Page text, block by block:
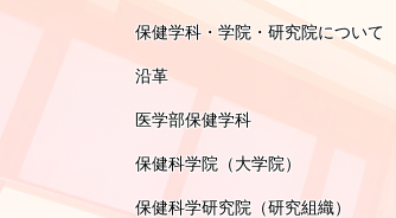
保健学科・学院・研究院について
沿革
医学部保健学科
保健科学院（大学院）
保健科学研究院（研究組織）